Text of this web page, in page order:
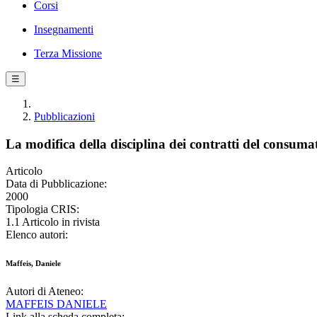
Corsi
Insegnamenti
Terza Missione
☰
Pubblicazioni
La modifica della disciplina dei contratti del
Articolo
Data di Pubblicazione:
2000
Tipologia CRIS:
1.1 Articolo in rivista
Elenco autori:
Maffeis, Daniele
Autori di Ateneo:
MAFFEIS DANIELE